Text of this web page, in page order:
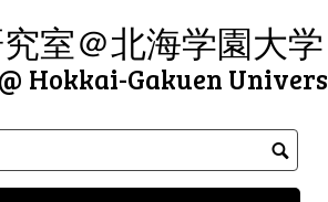
室＠北海学園大学
Hokkai-Gakuen